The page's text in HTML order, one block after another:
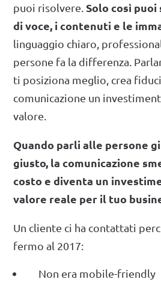
puoi risolvere. Solo così
di voce, i contenuti e le
linguaggio chiaro,
persone fa la differenza.
ti posiziona meglio, crea
comunicazione un
valore.
Quando parli alle persone
giusto, la comunicazione
costo e diventa un
valore reale per il tuo
Un cliente ci ha contattati
fermo al 2017:
Non era mobile-friendly